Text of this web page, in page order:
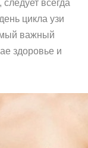
всегда
цикла узи
важный
здоровье и